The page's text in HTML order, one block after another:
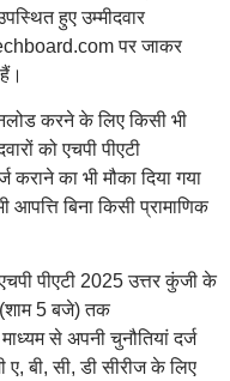
हुए उम्मीदवार
पर जाकर
करने के लिए किसी भी
को एचपी पीएटी
का भी मौका दिया गया
बिना किसी प्रामाणिक
पीएटी 2025 उत्तर कुंजी के
(शाम 5 बजे) तक
से अपनी चुनौतियां दर्ज
बी, सी, डी सीरीज के लिए